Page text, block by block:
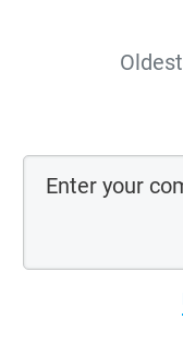
Oldest